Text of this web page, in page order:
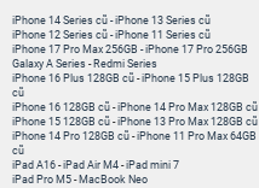
iPhone 14 Series cũ -iPhone 13 Series cũ
iPhone 12 Series cũ -iPhone 11 Series cũ
iPhone 17 Pro Max 256GB -iPhone 17 Pro 256GB
Galaxy A Series - Redmi Series
iPhone 16 Plus 128GB cũ -iPhone 15 Plus 128GB
cũ
iPhone 16 128GB cũ -iPhone 14 Pro Max 128GB cũ
iPhone 15 128GB cũ -iPhone 13 Pro Max 128GB cũ
iPhone 14 Pro 128GB cũ -iPhone 11 Pro Max 64GB
cũ
iPad A16 -iPad Air M4 -iPad mini 7
iPad Pro M5 - MacBook Neo